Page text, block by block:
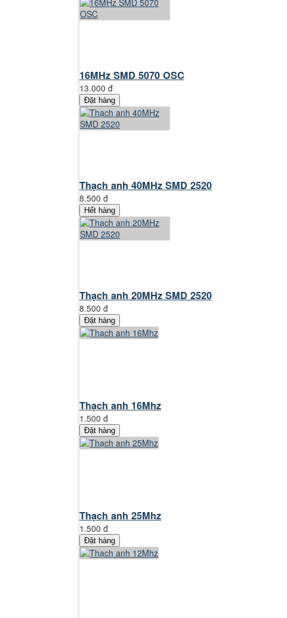
16MHz SMD 5070 OSC
13.000 đ
Đặt hàng
Thạch anh 40MHz SMD 2520
8.500 đ
Hết hàng
Thạch anh 20MHz SMD 2520
8.500 đ
Đặt hàng
Thạch anh 16Mhz
1.500 đ
Đặt hàng
Thạch anh 25Mhz
1.500 đ
Đặt hàng